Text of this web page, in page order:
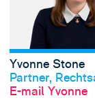
Yvonne Stone
Partner,
E-mail Yvonne